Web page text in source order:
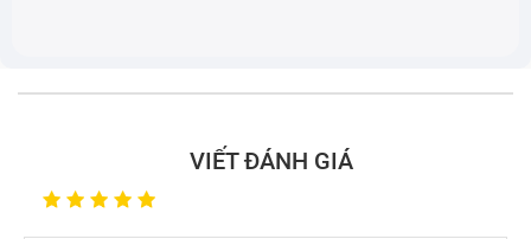
nghe được từ đầu dây bên kia, có thể loa trong
VIẾT ĐÁNH GIÁ